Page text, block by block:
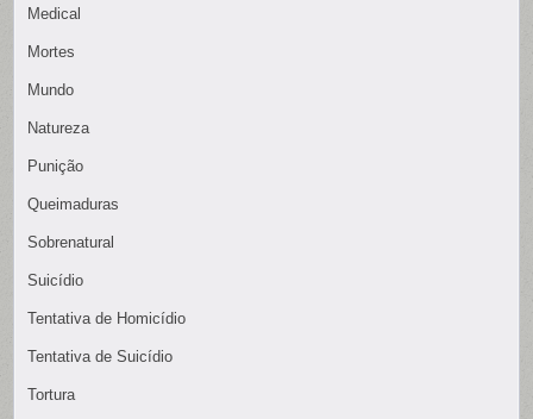
Medical
Mortes
Mundo
Natureza
Punição
Queimaduras
Sobrenatural
Suicídio
Tentativa de Homicídio
Tentativa de Suicídio
Tortura